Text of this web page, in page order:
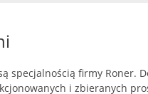
specjalnością firmy Roner.
i zbieranych